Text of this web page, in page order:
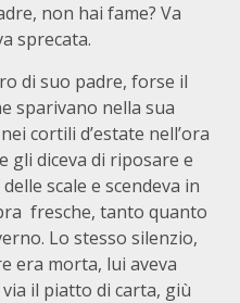
non hai fame? Va
sprecata.
di suo padre, forse il
sparivano nella sua
cortili d’estate nell’ora
gli diceva di riposare e
scale e scendeva in
fresche, tanto quanto
Lo stesso silenzio,
era morta, lui aveva
il piatto di carta, giù